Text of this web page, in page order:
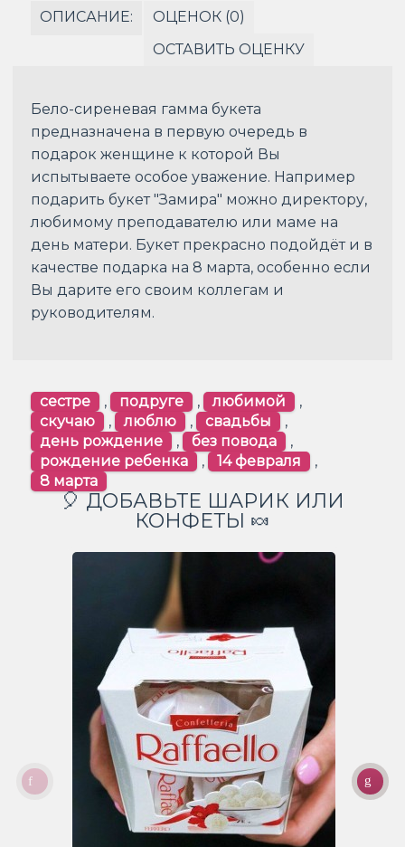
ОПИСАНИЕ:
ОЦЕНОК (0)
ОСТАВИТЬ ОЦЕНКУ
Бело-сиреневая гамма букета
предназначена в первую очередь в
подарок женщине к которой Вы
испытываете особое уважение. Например
подарить букет "Замира" можно директору,
любимому преподавателю или маме на
день матери. Букет прекрасно подойдёт и в
качестве подарка на 8 марта, особенно если
Вы дарите его своим коллегам и
руководителям.
сестре , подруге , любимой
,
скучаю
, люблю , свадьбы
,
день рождение
, без повода
,
рождение ребенка
, 14 февраля
,
8 марта
🎈 ДОБАВЬТЕ ШАРИК ИЛИ
КОНФЕТЫ 🍬